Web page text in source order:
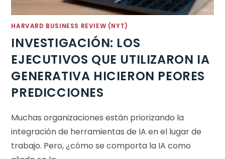
HARVARD BUSINESS REVIEW (NYT)
INVESTIGACIÓN: LOS
EJECUTIVOS QUE UTILIZARON IA
GENERATIVA HICIERON PEORES
PREDICCIONES
Muchas organizaciones están priorizando la
integración de herramientas de IA en el lugar de
trabajo. Pero, ¿cómo se comporta la IA como